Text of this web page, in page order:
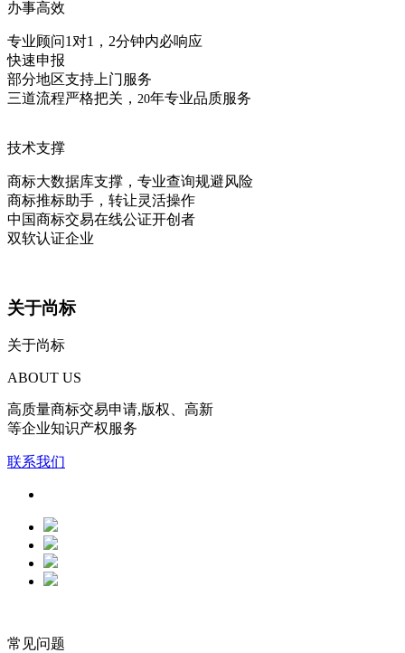
办事高效
专业顾问1对1，2分钟内必响应
快速申报
部分地区支持上门服务
三道流程严格把关， 20年专业品质服务
技术支撑
商标大数据库支撑，专业查询规避风险
商标推标助手，转让灵活操作
中国商标交易在线公证开创者
双软认证企业
关于尚标
关于尚标
ABOUT US
高质量商标交易申请,版权、高新
等企业知识产权服务
联系我们
常见问题